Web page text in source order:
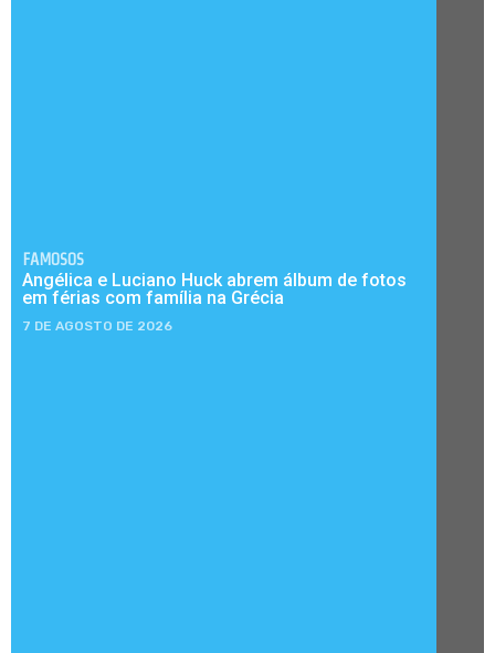
FAMOSOS
Angélica e Luciano Huck abrem álbum de fotos
em férias com família na Grécia
7 DE AGOSTO DE 2026